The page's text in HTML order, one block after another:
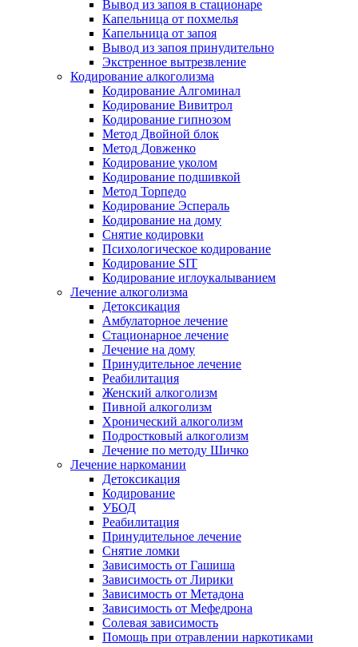
Вывод из запоя в стационаре
Капельница от похмелья
Капельница от запоя
Вывод из запоя принудительно
Экстренное вытрезвление
Кодирование алкоголизма
Кодирование Алгоминал
Кодирование Вивитрол
Кодирование гипнозом
Метод Двойной блок
Метод Довженко
Кодирование уколом
Кодирование подшивкой
Метод Торпедо
Кодирование Эспераль
Кодирование на дому
Снятие кодировки
Психологическое кодирование
Кодирование SIT
Кодирование иглоукалыванием
Лечение алкоголизма
Детоксикация
Амбулаторное лечение
Стационарное лечение
Лечение на дому
Принудительное лечение
Реабилитация
Женский алкоголизм
Пивной алкоголизм
Хронический алкоголизм
Подростковый алкоголизм
Лечение по методу Шичко
Лечение наркомании
Детоксикация
Кодирование
УБОД
Реабилитация
Принудительное лечение
Снятие ломки
Зависимость от Гашиша
Зависимость от Лирики
Зависимость от Метадона
Зависимость от Мефедрона
Солевая зависимость
Помощь при отравлении наркотиками